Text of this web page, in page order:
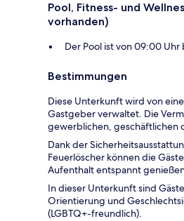
Pool, Fitness- und
vorhanden)
Der Pool ist von 09:00
Bestimmungen
Diese Unterkunft wird von
Gastgeber verwaltet. Die
gewerblichen, geschäftlichen
Dank der
Feuerlöscher können die
Aufenthalt entspannt
In dieser Unterkunft sind
Orientierung und
(LGBTQ+-freundlich).